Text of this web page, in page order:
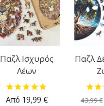
Παζλ Ισχυρός
Λέων
Από 19,99 €
Παζλ
43,99€